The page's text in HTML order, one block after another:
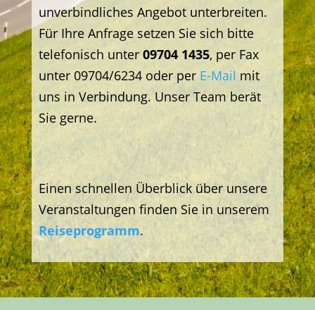
unverbindliches Angebot unterbreiten.
Für Ihre Anfrage setzen Sie sich bitte
telefonisch unter09704 1435, per Fax
unter 09704/6234 oder per E-Mail mit
uns in Verbindung. Unser Team berät
Sie gerne.
Einen schnellen Überblick über unsere
Veranstaltungen finden Sie in unserem
Reiseprogramm.